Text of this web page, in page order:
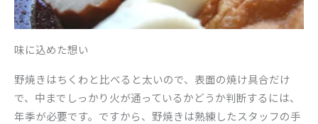
味に込めた想い
野焼きはちくわと比べると太いので、表面の焼け具合だけ
で、中までしっかり火が通っているかどうか判断するには、
年季が必要です。ですから、野焼きは熟練したスタッフの手